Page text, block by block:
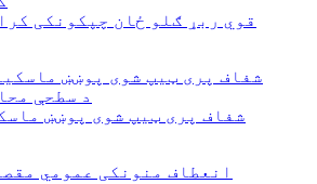
قوي ربړ ګلو ځان چپکونکی
شفاف پری ټیپ شوی پوښښ